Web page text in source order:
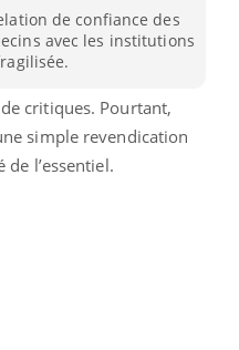
de confiance des
avec les institutions
critiques. Pourtant,
simple revendication
l’essentiel.